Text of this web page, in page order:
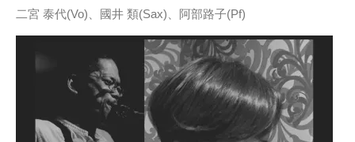
二宮 泰代(Vo)、國井 類(Sax)、阿部路子(Pf)